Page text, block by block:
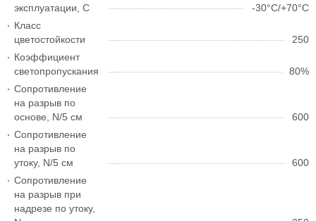
эксплуатации, С
-30°C/+70°C
Класс
цветостойкости
250
Коэффициент
светопропускания
80%
Сопротивление
на разрыв по
основе, N/5 см
600
Сопротивление
на разрыв по
утоку, N/5 см
600
Сопротивление
на разрыв при
надрезе по утоку,